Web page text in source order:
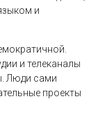
и
и телеканалы
Люди сами
проекты